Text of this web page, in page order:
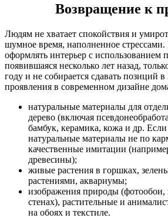
Возвращение к
Людям не хватает спокойствия и
шумное время, наполненное
оформлять интерьер с использованием
появившаяся несколько лет назад,
году и не собирается сдавать позиций
проявления в современном дизайне
натуральные материалы для
дерево (включая
бамбук, керамика, кожа и др.
натуральные материалы не по
качественные имитации
древесины);
живые растения в горшках,
растениями, аквариумы;
изображения природы
стенах), растительные и
на обоях и текстиле.